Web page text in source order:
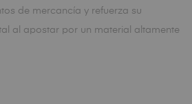
de mercancía y refuerza su
al apostar por un material altamente